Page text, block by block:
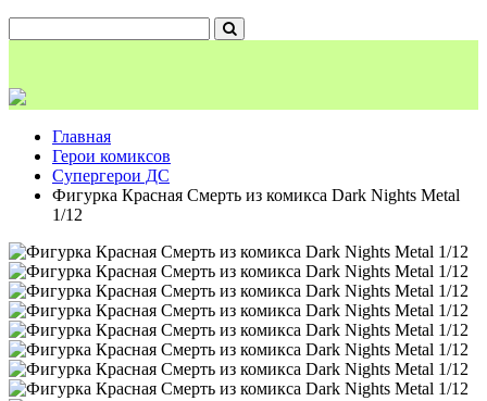
Главная
Герои комиксов
Супергерои ДС
Фигурка Красная Смерть из комикса Dark Nights Metal
1/12